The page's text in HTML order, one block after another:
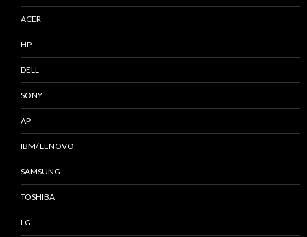
ACER
HP
DELL
SONY
AP
IBM/ LENOVO
SAMSUNG
TOSHIBA
LG